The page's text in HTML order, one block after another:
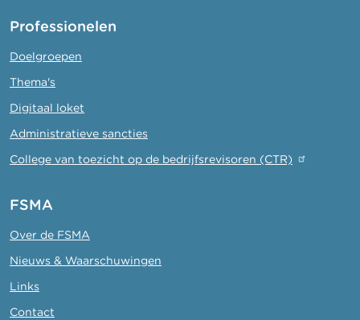
Professionelen
Doelgroepen
Thema's
Digitaal loket
Administratieve sancties
College van toezicht op de bedrijfsrevisoren (CTR)
FSMA
Over de FSMA
Nieuws & Waarschuwingen
Links
Contact